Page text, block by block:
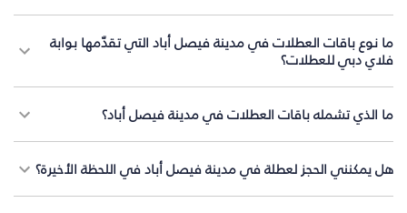
ما نوع باقات العطلات في مدينة فيصل أباد التي تقدّمها بوابة
فلاي دبي للعطلات؟
ما الذي تشمله باقات العطلات في مدينة فيصل أباد؟
هل يمكنني الحجز لعطلة في مدينة فيصل أباد في اللحظة الأخيرة؟